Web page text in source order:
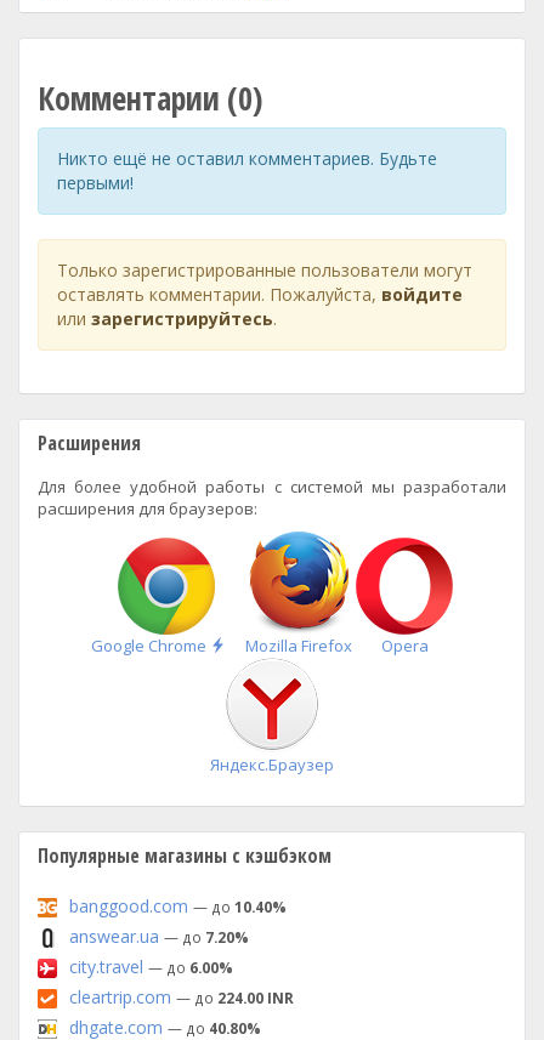
Комментарии (0)
Никто ещё не оставил комментариев. Будьте
первыми!
Только зарегистрированные пользователи могут
оставлять комментарии. Пожалуйста, войдите
или зарегистрируйтесь.
Расширения
Для более удобной работы с системой мы разработали
расширения для браузеров:
Google Chrome
Быстрая
установка
Mozilla Firefox Opera
Яндекс.Браузер
Популярные магазины с кэшбэком
banggood.com — до 10.40%
answear.ua — до 7.20%
city.travel — до 6.00%
cleartrip.com — до 224.00 INR
dhgate.com — до 40.80%